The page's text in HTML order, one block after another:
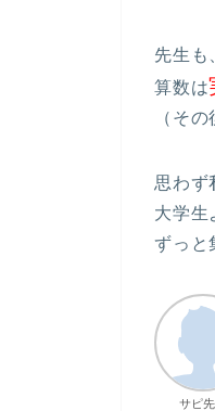
先生も
算数は
（そ
思わず
大学生
ずっと
サピ